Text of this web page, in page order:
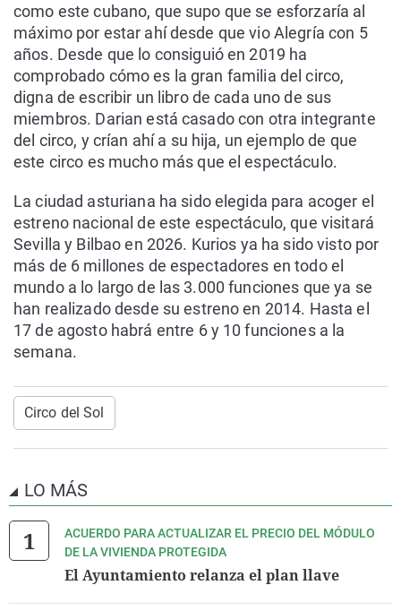
como este cubano, que supo que se esforzaría al
máximo por estar ahí desde que vio Alegría con 5
años. Desde que lo consiguió en 2019 ha
comprobado cómo es la gran familia del circo,
digna de escribir un libro de cada uno de sus
miembros. Darian está casado con otra integrante
del circo, y crían ahí a su hija, un ejemplo de que
este circo es mucho más que el espectáculo.
La ciudad asturiana ha sido elegida para acoger el
estreno nacional de este espectáculo, que visitará
Sevilla y Bilbao en 2026. Kurios ya ha sido visto por
más de 6 millones de espectadores en todo el
mundo a lo largo de las 3.000 funciones que ya se
han realizado desde su estreno en 2014. Hasta el
17 de agosto habrá entre 6 y 10 funciones a la
semana.
Circo del Sol
LO MÁS
ACUERDO PARA ACTUALIZAR EL PRECIO DEL MÓDULO
DE LA VIVIENDA PROTEGIDA
El Ayuntamiento relanza el plan llave